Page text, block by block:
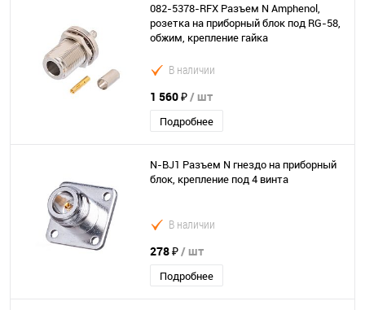
082-5378-RFX Разъем N Amphenol,
розетка на приборный блок под RG-58,
обжим, крепление гайка
В наличии
1 560 ₽/ шт
Подробнее
N-BJ1 Разъем N гнездо на приборный
блок, крепление под 4 винта
В наличии
278 ₽/ шт
Подробнее